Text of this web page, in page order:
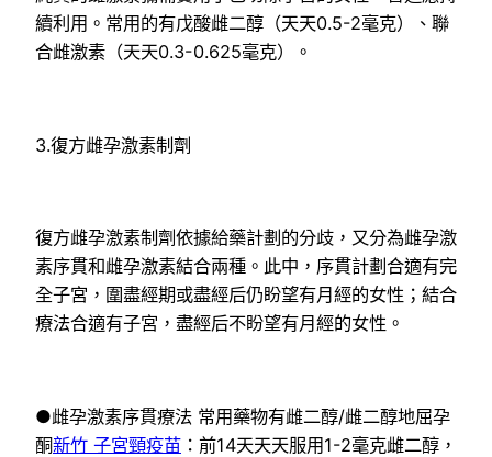
續利用。常用的有戊酸雌二醇（天天0.5-2毫克）、聯
合雌激素（天天0.3-0.625毫克）。
3.復方雌孕激素制劑
復方雌孕激素制劑依據給藥計劃的分歧，又分為雌孕激
素序貫和雌孕激素結合兩種。此中，序貫計劃合適有完
全子宮，圍盡經期或盡經后仍盼望有月經的女性；結合
療法合適有子宮，盡經后不盼望有月經的女性。
●雌孕激素序貫療法 常用藥物有雌二醇/雌二醇地屈孕
酮新竹 子宮頸疫苗 ：前14天天天服用1-2毫克雌二醇，